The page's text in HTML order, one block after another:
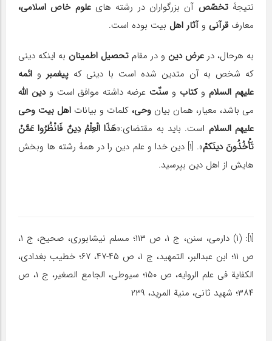
نتیجۀتخصّص آن بزرگواران در رشته هاىعلوم خاص اسلامى،
معارف قرآنى وآثار اهل بیت بوده است.
به هرحال، در عرض دین و در مقام تحصیل اطمینان به اینکه دینى
که شخص به آن متدین شده است با دینى کهپیغمبر و ائمه
علیهم السلاموکتاب وسنّت عرضه داشته موافق است ودین الله
مى باشد، معیار، همان بیان وحى، کلمات و بیانات اهل بیت وحى
علیهم السلام است. باید به مقتضاى:«هَذَا الْعِلْمُ دِینٌ فَانْظُرُوا عَمَّنْ
تَأْخُذُونَ دینَکمْ
». [۱] دین خدا و علم دین را در همۀ رشته ها وبخش
هایش از اهل دین بپرسید.
[۱]: (۱) دارمى، سنن، ج ۱، ص ۱۱۳؛ مسلم نیشابورى، صحیح، ج ۱،
ص ۱۱؛ ابن عبدالبر، التمهید، ج ۱، ص ۴۵-۴۷، ۶۷؛ خطیب بغدادى،
الکفایة فى علم الروایه، ص ۱۵۰؛ سیوطى، الجامع الصغیر، ج ۱، ص
۳۸۴؛ شهید ثانى، منیة المرید، ۲۳۹